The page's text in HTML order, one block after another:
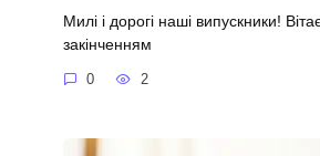
Милі і дорогі наші випускники!
закінченням
0 2